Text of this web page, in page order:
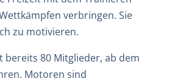
verbringen. Sie
zu motivieren.
bereits 80 Mitglieder, ab dem
Motoren sind